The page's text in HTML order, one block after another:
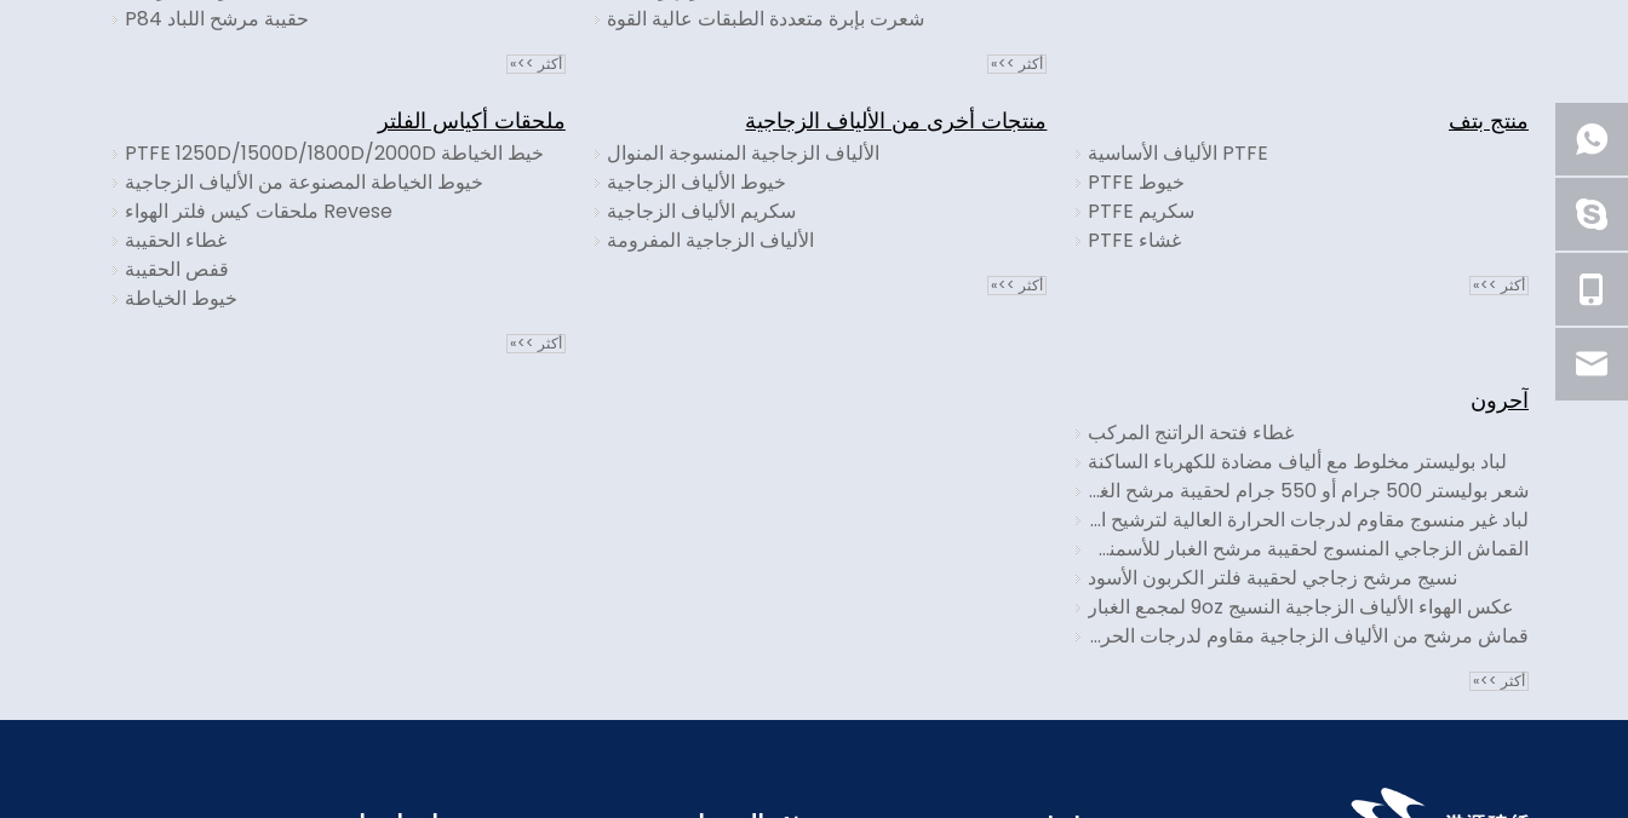
شعرت بإبرة متعددة الطبقات عالية القوة
أكثر >>»
حقيبة مرشح اللباد P84
أكثر >>»
منتج بتف
PTFE الألياف الأساسية
خيوط PTFE
سكريم PTFE
غشاء PTFE
أكثر >>»
منتجات أخرى من الألياف الزجاجية
الألياف الزجاجية المنسوجة المنوال
خيوط الألياف الزجاجية
سكريم الألياف الزجاجية
الألياف الزجاجية المفرومة
أكثر >>»
ملحقات أكياس الفلتر
خيط الخياطة PTFE 1250D/1500D/1800D/2000D
خيوط الخياطة المصنوعة من الألياف الزجاجية
Revese ملحقات كيس فلتر الهواء
غطاء الحقيبة
قفص الحقيبة
خيوط الخياطة
أكثر >>»
آحرون
غطاء فتحة الراتنج المركب
لباد بوليستر مخلوط مع ألياف مضادة للكهرباء الساكنة
شعر بوليستر 500 جرام أو 550 جرام لحقيبة مرشح الغبار
لباد غير منسوج مقاوم لدرجات الحرارة العالية لترشيح الغبار
القماش الزجاجي المنسوج لحقيبة مرشح الغبار للأسمنت والطاقة والحرق والصلب
نسيج مرشح زجاجي لحقيبة فلتر الكربون الأسود
عكس الهواء الألياف الزجاجية النسيج 9oz لمجمع الغبار
قماش مرشح من الألياف الزجاجية مقاوم لدرجات الحرارة العالية لمجمع الغبار الصناعي
أكثر >>»